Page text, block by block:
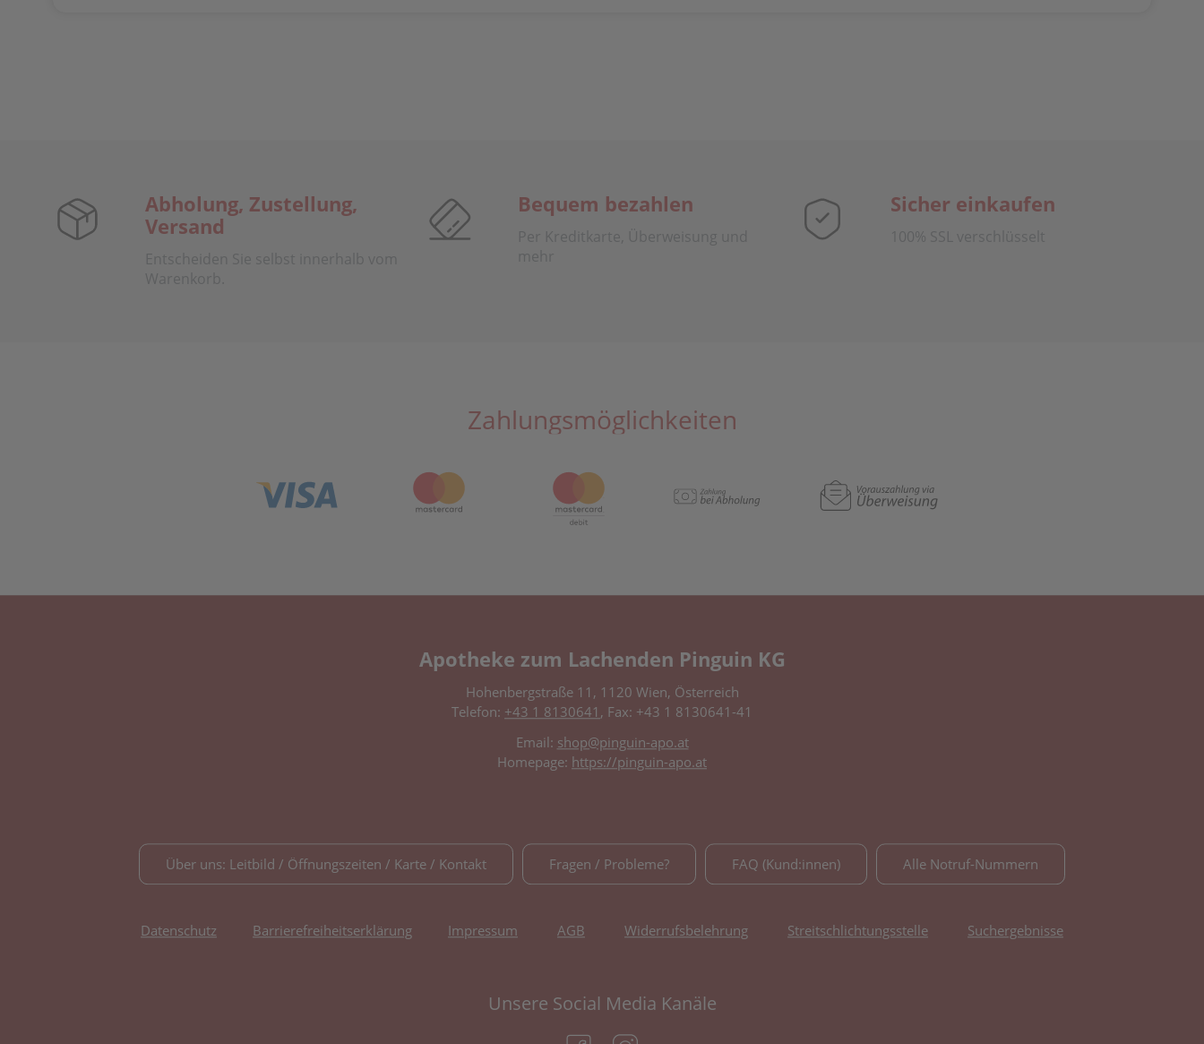
Abholung, Zustellung,
Versand
Entscheiden Sie selbst innerhalb vom
Warenkorb.
Bequem bezahlen
Per Kreditkarte, Überweisung und
mehr
Sicher einkaufen
100% SSL verschlüsselt
Zahlungsmöglichkeiten
Apotheke zum Lachenden Pinguin KG
Hohenbergstraße 11, 1120 Wien, Österreich
Telefon: +43 1 8130641 , Fax: +43 1 8130641-41
Email: shop@pinguin-apo.at
Homepage: https://pinguin-apo.at
Über uns: Leitbild / Öffnungszeiten / Karte / Kontakt Fragen / Probleme? FAQ (Kund:innen) Alle Notruf-Nummern
Datenschutz Barrierefreiheitserklärung Impressum AGB Widerrufsbelehrung Streitschlichtungsstelle Suchergebnisse
Unsere Social Media Kanäle